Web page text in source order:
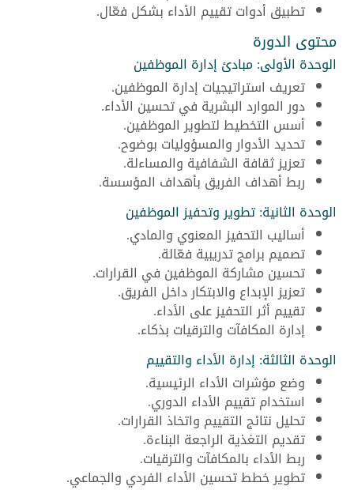
تطبيق أدوات تقييم الأداء بشكل فعّال.
محتوى الدورة
الوحدة الأولى: مبادئ إدارة الموظفين
تعريف استراتيجيات إدارة الموظفين.
دور الموارد البشرية في تحسين الأداء.
أسس التخطيط لتطوير الموظفين.
تحديد الأدوار والمسؤوليات بوضوح.
تعزيز ثقافة الشفافية والمساءلة.
ربط أهداف الفريق بأهداف المؤسسة.
الوحدة الثانية: تطوير وتحفيز الموظفين
أساليب التحفيز المعنوي والمادي.
تصميم برامج تدريبية فعّالة.
تحسين مشاركة الموظفين في القرارات.
تعزيز الإبداع والابتكار داخل الفريق.
تقييم أثر التحفيز على الأداء.
إدارة المكافآت والترقيات بذكاء.
الوحدة الثالثة: إدارة الأداء والتقييم
وضع مؤشرات الأداء الرئيسية.
استخدام تقييم الأداء الدوري.
تحليل نتائج التقييم واتخاذ القرارات.
تقديم التغذية الراجعة البناءة.
ربط الأداء بالمكافآت والترقيات.
تطوير خطط تحسين الأداء الفردي والجماعي.